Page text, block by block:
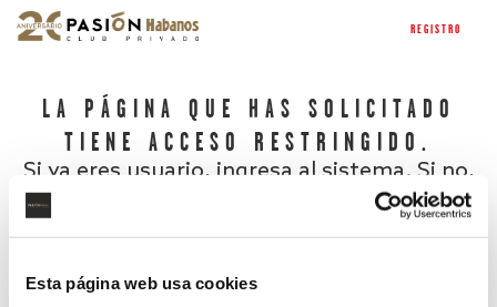
Esta página web usa cookies
REGISTRO
LA PÁGINA QUE HAS SOLICITADO
TIENE ACCESO RESTRINGIDO.
Si ya eres usuario, ingresa al sistema. Si no,